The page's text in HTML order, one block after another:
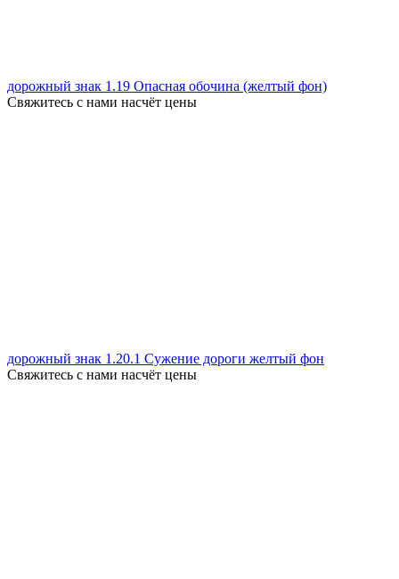
дорожный знак 1.19 Опасная обочина (желтый фон)
Свяжитесь с нами насчёт цены
дорожный знак 1.20.1 Сужение дороги желтый фон
Свяжитесь с нами насчёт цены